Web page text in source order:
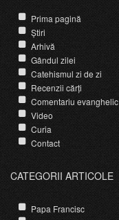
Prima pagină
Știri
Arhivă
Gândul zilei
Catehismul zi de zi
Recenzii cărți
Comentariu evanghelic
Video
Curia
Contact
CATEGORII ARTICOLE
Papa Francisc